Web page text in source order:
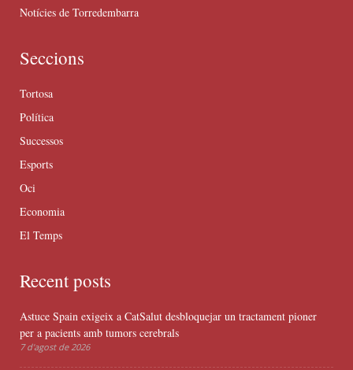
Notícies de Torredembarra
Seccions
Tortosa
Política
Successos
Esports
Oci
Economia
El Temps
Recent posts
Astuce Spain exigeix a CatSalut desbloquejar un tractament pioner
per a pacients amb tumors cerebrals
7 d'agost de 2026